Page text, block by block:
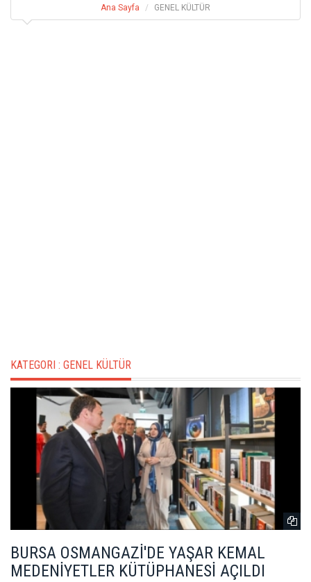
Ana Sayfa GENEL KÜLTÜR
KATEGORI : GENEL KÜLTÜR
BURSA OSMANGAZİ'DE YAŞAR KEMAL
MEDENİYETLER KÜTÜPHANESİ AÇILDI